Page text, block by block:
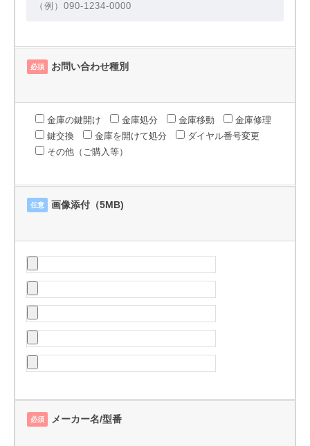
必須 お問い合わせ種別
金庫の鍵開け 金庫処分 金庫移動
金庫修理
鍵交換
金庫を開けて処分
ダイヤル番号変更
その他（ご購入等）
任意 画像添付（5MB)
必須 メーカー名/型番